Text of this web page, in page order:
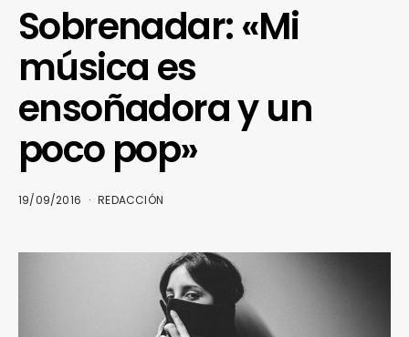
Sobrenadar: «Mi
música es
ensoñadora y un
poco pop»
19/09/2016 REDACCIÓN